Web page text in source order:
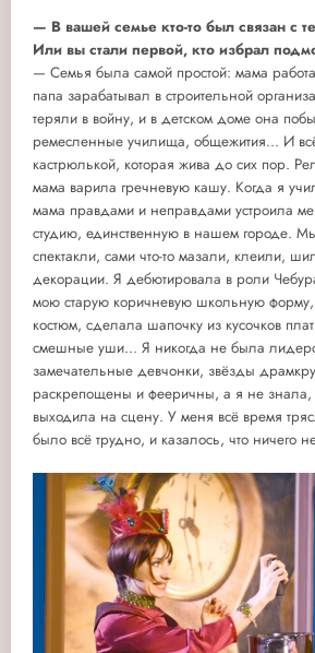
— В вашей семье кто-то был связан с
Или вы стали первой, кто избрал
— Семья была самой простой: мама
папа зарабатывал в строительной
теряли в войну, и в детском доме она
ремесленные училища, общежития... И
кастрюлькой, которая жива до сих пор.
мама варила гречневую кашу. Когда я
мама правдами и неправдами устроила
студию, единственную в нашем городе.
спектакли, сами что-то мазали, клеили,
декорации. Я дебютировала в роли
мою старую коричневую школьную форму,
костюм, сделала шапочку из кусочков
смешные уши... Я никогда не была
замечательные девчонки, звёзды
раскрепощены и фееричны, а я не знала,
выходила на сцену. У меня всё время
было всё трудно, и казалось, что ничего